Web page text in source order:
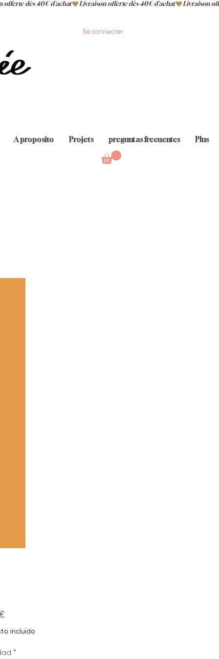
Se connecter
A proposito Projets preguntas frecuentes Plus
Precio
incluido
*